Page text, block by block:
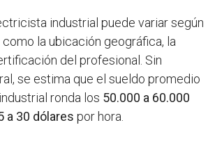
industrial puede variar según
la ubicación geográfica, la
del profesional. Sin
se estima que el sueldo promedio
ronda los 50.000 a 60.000
a 30 dólares por hora.